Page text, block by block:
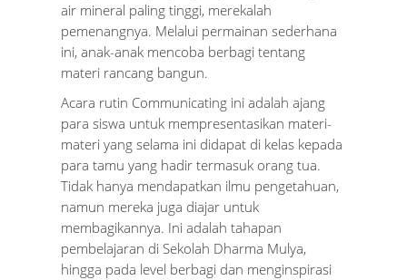
air mineral paling tinggi, merekalah
pemenangnya. Melalui permainan sederhana
ini, anak-anak mencoba berbagi tentang
materi rancang bangun.
Acara rutin Communicating ini adalah ajang
para siswa untuk mempresentasikan materi-
materi yang selama ini didapat di kelas kepada
para tamu yang hadir termasuk orang tua.
Tidak hanya mendapatkan ilmu pengetahuan,
namun mereka juga diajar untuk
membagikannya. Ini adalah tahapan
pembelajaran di Sekolah Dharma Mulya,
hingga pada level berbagi dan menginspirasi